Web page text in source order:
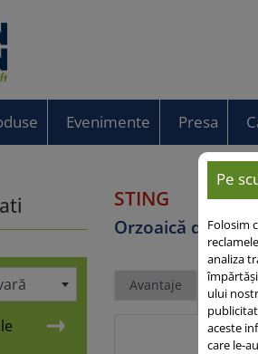
Evenimente Presa
STING
Orzoaică de
Avantaje
Pe
Folosim
analiza
ului
aceste
care le-